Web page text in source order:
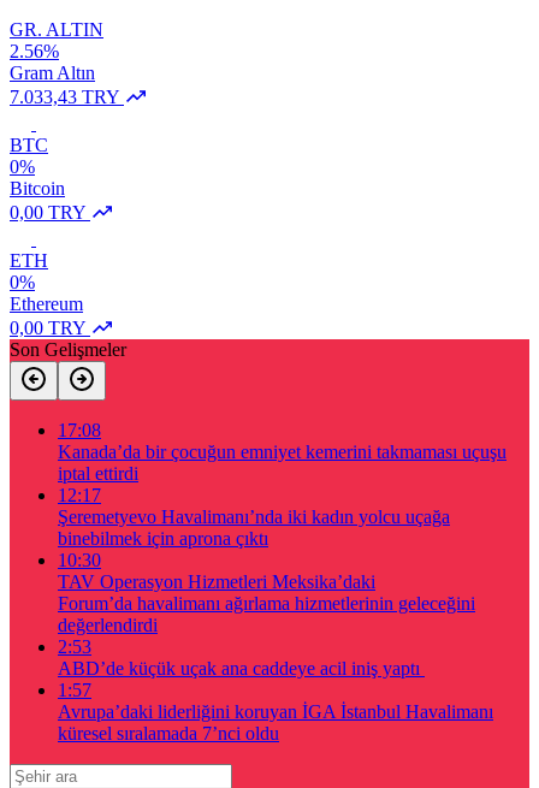
GR. ALTIN
2.56%
Gram Altın
7.033,43 TRY
BTC
0%
Bitcoin
0,00 TRY
ETH
0%
Ethereum
0,00 TRY
Son Gelişmeler
17:08
Kanada’da bir çocuğun emniyet kemerini takmaması uçuşu
iptal ettirdi
12:17
Şeremetyevo Havalimanı’nda iki kadın yolcu uçağa
binebilmek için aprona çıktı
10:30
TAV Operasyon Hizmetleri Meksika’daki
Forum’da havalimanı ağırlama hizmetlerinin geleceğini
değerlendirdi
2:53
ABD’de küçük uçak ana caddeye acil iniş yaptı
1:57
Avrupa’daki liderliğini koruyan İGA İstanbul Havalimanı
küresel sıralamada 7’nci oldu